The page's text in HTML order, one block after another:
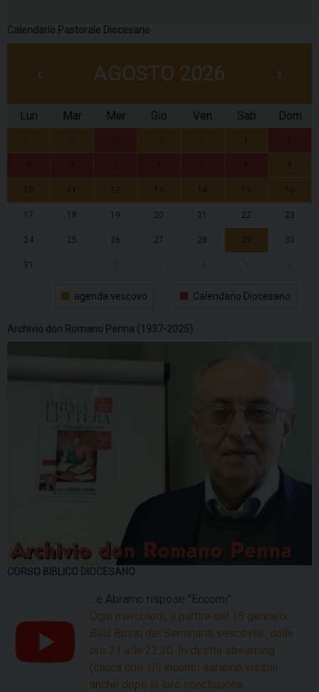
Calendario Pastorale Diocesano
‹ AGOSTO 2026 ›
Lun Mar Mer Gio Ven Sab Dom
1 2
3 4 5 6 7 8 9
10 11 12 13 14 15 16
17 18 19 20 21 22 23
24 25 26 27 28 29 30
31
agenda vescovo Calendario Diocesano
Archivio don Romano Penna (1937-2025)
CORSO BIBLICO DIOCESANO
...e Abramo rispose "Eccomi"
Ogni mercoledì, a partire dal 15 gennaio.
Sala Bussi del Seminario vescovile, dalle
ore 21 alle 22.30. In diretta streaming
(clicca qui). Gli incontri saranno visibili
anche dopo la loro conclusione.